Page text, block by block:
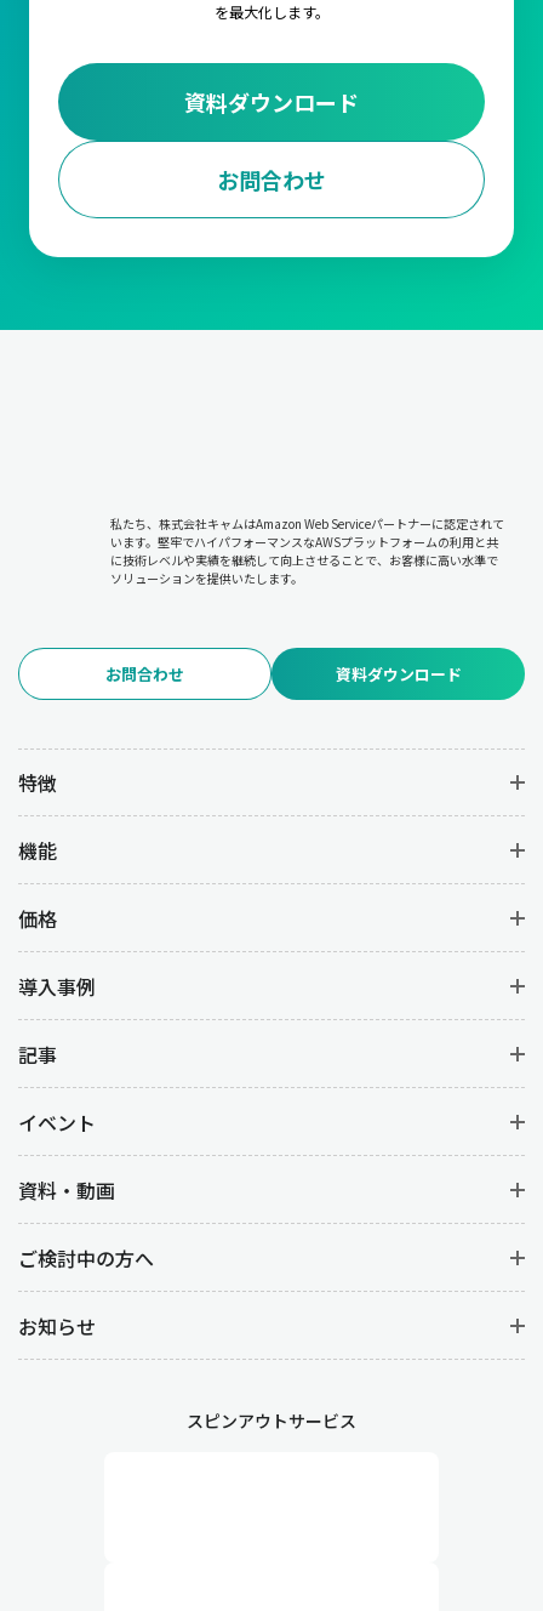
を最大化します。
資料ダウンロード
お問合わせ
私たち、株式会社キャムはAmazon Web Serviceパートナーに認定されて
います。堅牢でハイパフォーマンスなAWSプラットフォームの利用と共
に技術レベルや実績を継続して向上させることで、お客様に高い水準で
ソリューションを提供いたします。
お問合わせ 資料ダウンロード
特徴
機能
価格
導入事例
記事
イベント
資料・動画
ご検討中の方へ
お知らせ
スピンアウトサービス